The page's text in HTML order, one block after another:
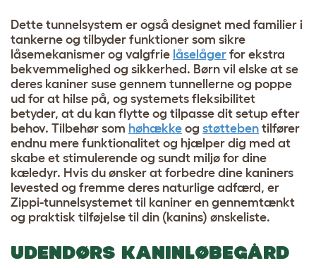
Dette tunnelsystem er også designet med familier i
tankerne og tilbyder funktioner som sikre
låsemekanismer og valgfrie låselåger for ekstra
bekvemmelighed og sikkerhed. Børn vil elske at se
deres kaniner suse gennem tunnellerne og poppe
ud for at hilse på, og systemets fleksibilitet
betyder, at du kan flytte og tilpasse dit setup efter
behov. Tilbehør som høhække og støtteben tilfører
endnu mere funktionalitet og hjælper dig med at
skabe et stimulerende og sundt miljø for dine
kæledyr. Hvis du ønsker at forbedre dine kaniners
levested og fremme deres naturlige adfærd, er
Zippi-tunnelsystemet til kaniner en gennemtænkt
og praktisk tilføjelse til din (kanins) ønskeliste.
UDENDØRS KANINLØBEGÅRD